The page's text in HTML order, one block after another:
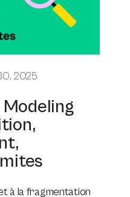
2025
à la fragmentation